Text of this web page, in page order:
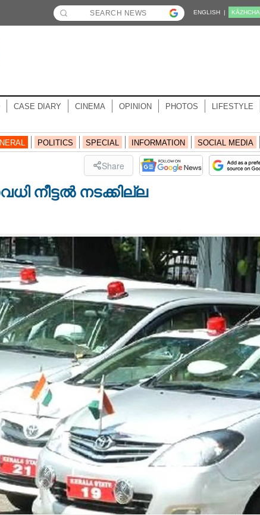
ENGLISH | KĀZHCHA
CASE DIARY CINEMA OPINION PHOTOS LIFESTYLE
POLITICS SPECIAL INFORMATION SOCIAL MEDIA
Share
നീട്ടൽ നടക്കില്ല